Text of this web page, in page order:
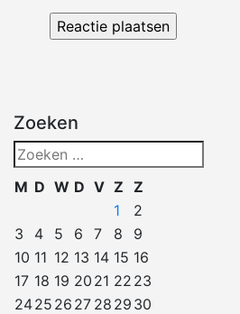
Zoeken
Zoeken
naar:
M D W D V Z Z
1
2
3
4 5 6 7 8
9
10 11 12 13 14 15 16
17 18 19 20 21 22 23
2425 26 27 28 29 30